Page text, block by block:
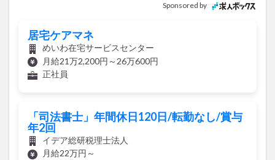
Sponsored by
居宅ケアマネ
めいわ在宅サービスセンター
月給21万2,200円～26万600円
正社員
「司法書士」年間休日120日/転勤なし/賞与
年2回
イデア総研税理士法人
月給22万円～